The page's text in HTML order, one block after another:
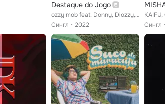
Destaque do Jogo
ozzy mob feat. Donny, Diozzy, Yerhu, Dti, M4X
Сингл
2022
Сингл